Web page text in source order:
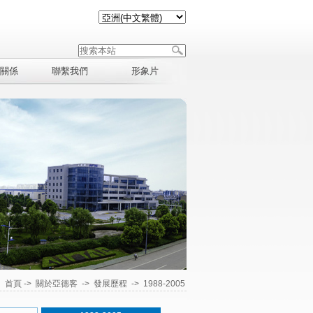
係 聯繫我們 形象片
首頁-> 關於亞德客 -> 發展歷程 -> 1988-2005